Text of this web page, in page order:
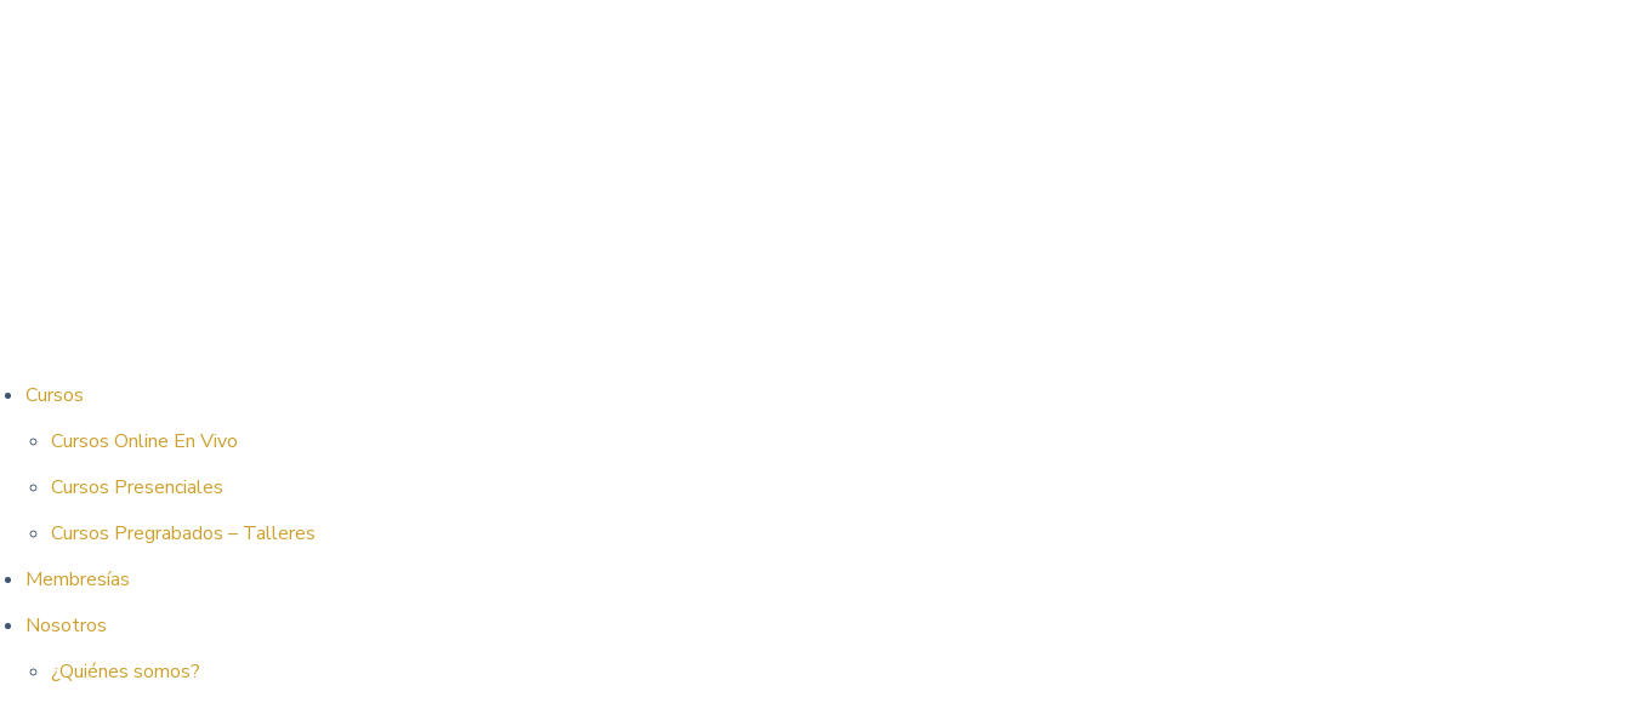
Cursos
Cursos Online En Vivo
Cursos Presenciales
Cursos Pregrabados – Talleres
Membresías
Nosotros
¿Quiénes somos?